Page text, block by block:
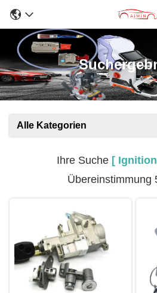
Alle Kategorien
Ihre Suche [
Übereinstimmung